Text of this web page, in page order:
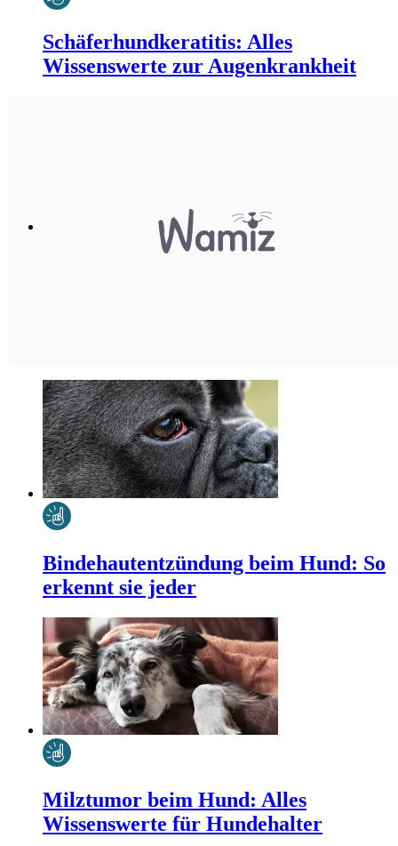
Schäferhundkeratitis: Alles
Wissenswerte zur Augenkrankheit
Bindehautentzündung beim Hund: So
erkennt sie jeder
Milztumor beim Hund: Alles
Wissenswerte für Hundehalter